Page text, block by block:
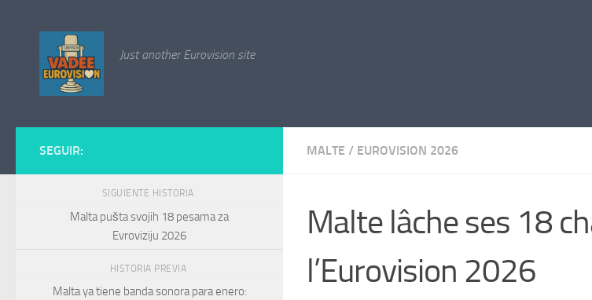
Just another Eurovision site
MALTE / EUROVISION 2026
Malte lâche ses 18
l’Eurovision 2026
SEGUIR:
SIGUIENTE HISTORIA
Malta pušta svojih 18 pesama za
Evroviziju 2026
HISTORIA PREVIA
Malta ya tiene banda sonora para enero: